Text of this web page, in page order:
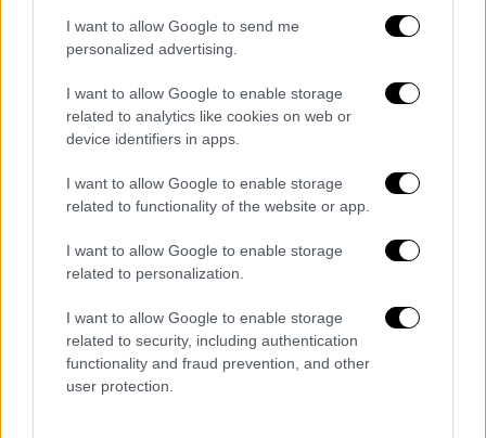
I want to allow Google to send me
personalized advertising.
I want to allow Google to enable storage
related to analytics like cookies on web or
device identifiers in apps.
I want to allow Google to enable storage
related to functionality of the website or app.
I want to allow Google to enable storage
related to personalization.
I want to allow Google to enable storage
related to security, including authentication
functionality and fraud prevention, and other
user protection.
εργαζόταν.
Για τις
ακριβείς συνθήκες
οποίες συνέβη το δυστύχημα βρίσκεται σε
εξέλιξη έρευνα από τις αρμόδιες αρχές.
Τα σχολιά σας δημοσιεύονται άμεσα με δική σας ευθύνη. Το
διαγράφονται